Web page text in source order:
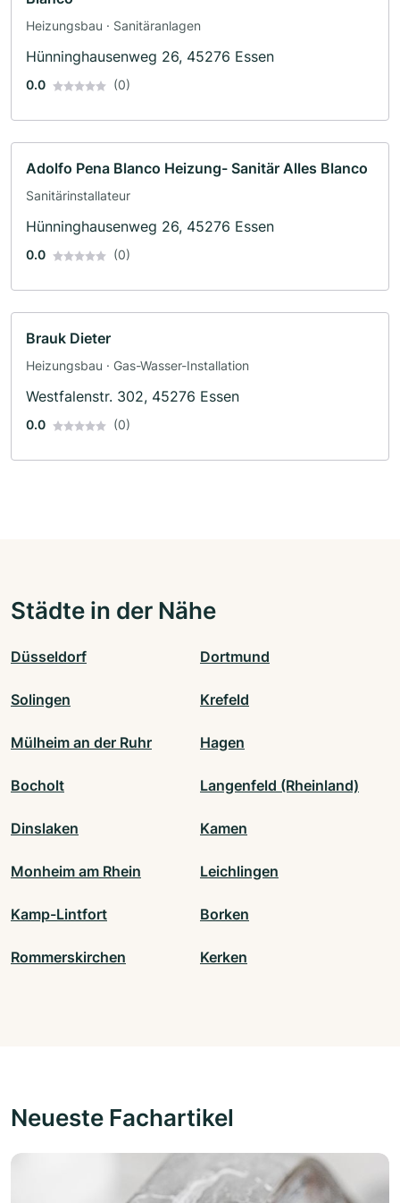
Heizungsbau · Sanitäranlagen
Hünninghausenweg 26, 45276 Essen
0.0 (0)
Adolfo Pena Blanco Heizung- Sanitär Alles Blanco
Sanitärinstallateur
Hünninghausenweg 26, 45276 Essen
0.0 (0)
Brauk Dieter
Heizungsbau · Gas-Wasser-Installation
Westfalenstr. 302, 45276 Essen
0.0 (0)
Städte in der Nähe
Düsseldorf Dortmund
Solingen Krefeld
Mülheim an der Ruhr Hagen
Bocholt Langenfeld (Rheinland)
Dinslaken Kamen
Monheim am Rhein Leichlingen
Kamp-Lintfort Borken
Rommerskirchen Kerken
Neueste Fachartikel